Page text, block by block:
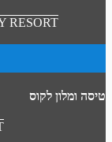
RESORT
טיסה ומלון לקוס